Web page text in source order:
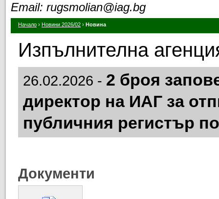
Email: rugsmolian@iag.bg
Начало › Новини 2026/02 › Новина
Изпълнителна
26.02.2026 - 2 броя
директор на ИАГ за
публичния регистър
Документи